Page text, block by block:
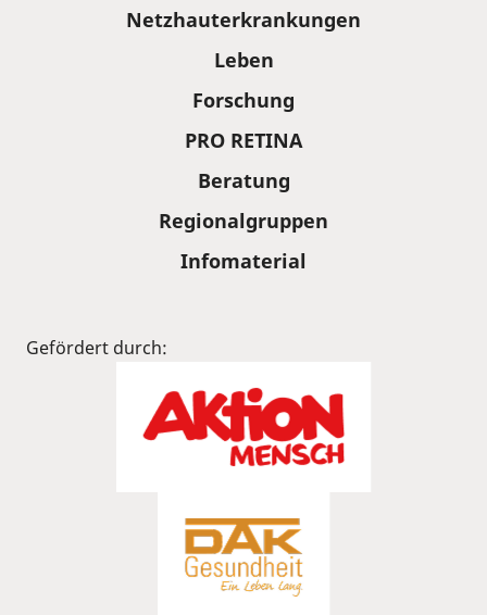
Netzhauterkrankungen
Leben
Forschung
PRO RETINA
Beratung
Regionalgruppen
Infomaterial
Gefördert durch: